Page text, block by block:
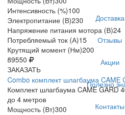
Доставка
Отзывы
Акции
Полезно
Контакты
Интенсивность (%)100
Электропитание (В)230
Напряжение питания мотора (В)24
Потребляемый ток (А)15
Крутящий момент (Нм)200
89550
ЗАКАЗАТЬ
Combo комплект шлагбаума CAME
Комплект шлагбаума CAME GARD
до 4 метров
Мощность (Вт)300